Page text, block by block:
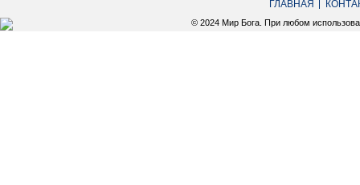
ГЛАВНАЯ
© 2024 Мир Бога. При любом